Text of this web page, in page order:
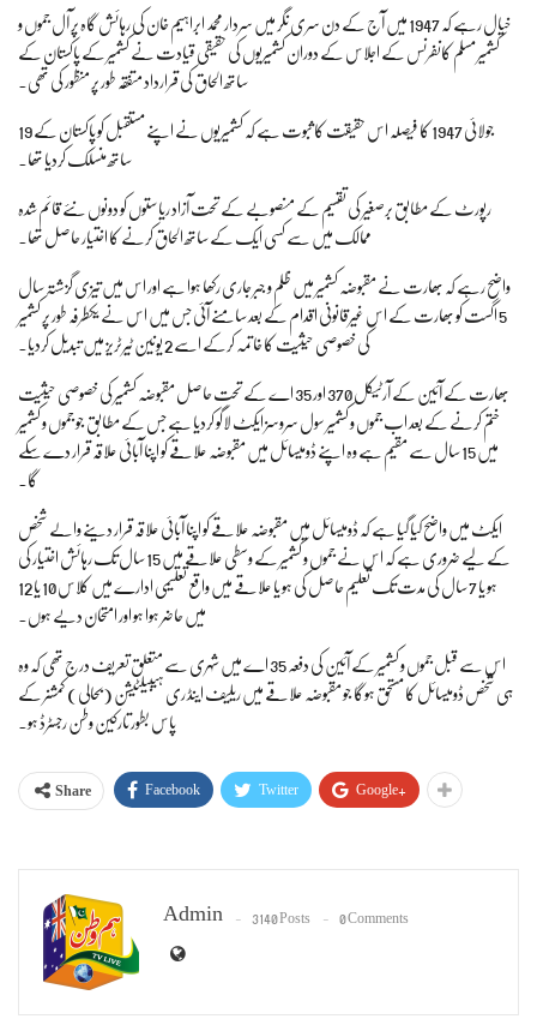
خیال رہے کہ 1947 میں آج کے دن سری نگر میں سردار محمد ابراہیم خان کی رہائش گاہ پر آل جموں و
کشمیر مسلم کانفرنس کے اجلاس کے دوران کشمیریوں کی حقیقی قیادت نے کشمیر کے پاکستان کے
ساتھ الحاق کی قرارداد متفقہ طور پر منظور کی تھی۔
19 جولائی 1947 کا فیصلہ اس حقیقت کا ثبوت ہے کہ کشمیریوں نے اپنے مستقبل کو پاکستان کے
ساتھ منسلک کردیا تھا۔
رپورٹ کے مطابق برصغیر کی تقسیم کے منصوبے کے تحت آزاد ریاستوں کو دونوں نئے قائم شدہ
ممالک میں سے کسی ایک کے ساتھ الحاق کرنے کا اختیار حاصل تھا۔
واضح رہے کہ بھارت نے مقبوضہ کشمیر میں ظلم و جبر جاری رکھا ہوا ہے اور اس میں تیزی گزشتہ سال
5 اگست کو بھارت کے اس غیرقانونی اقدام کے بعد سامنے آئی جس میں اس نے یکطرفہ طور پر کشمیر
کی خصوصی حیثیت کا خاتمہ کرکے اسے 2 یونین ٹیرٹریز میں تبدیل کردیا۔
بھارت کے آئین کے آرٹیکل 370 اور 35 اے کے تحت حاصل مقبوضہ کشمیر کی خصوصی حیثیت
ختم کرنے کے بعد اب جموں و کشمیر سول سروسز ایکٹ لاگو کردیا ہے جس کے مطابق جو جموں و کشمیر
میں 15 سال سے مقیم ہے وہ اپنے ڈومیسائل میں مقبوضہ علاقے کو اپنا آبائی علاقہ قرار دے سکے
گا۔
ایکٹ میں واضح کیا گیا ہے کہ ڈومیسائل میں مقبوضہ علاقے کو اپنا آبائی علاقہ قرار دینے والے شخص
کے لیے ضروری ہے کہ اس نے جموں و کشمیر کے وسطی علاقے میں 15 سال تک رہائش اختیار کی
ہو یا 7 سال کی مدت تک تعلیم حاصل کی ہو یا علاقے میں واقع تعلیمی ادارے میں کلاس 10 یا 12
میں حاضر ہوا ہو اور امتحان دیے ہوں۔
اس سے قبل جموں و کشمیر کے آئین کی دفعہ 35 اے میں شہری سے متعلق تعریف درج تھی کہ وہ
ہی شخص ڈومیسائل کا مستحق ہوگا جو مقبوضہ علاقے میں ریلیف اینڈ ری ہیبیلٹیشن (بحالی) کمشنر کے
پاس بطور تارکین وطن رجسٹرڈ ہو۔
Share Facebook Twitter Google+
Admin 3140 Posts 0 Comments